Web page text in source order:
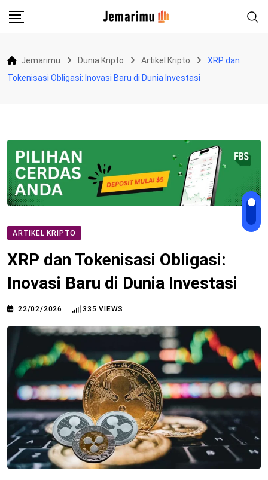
Skip
to
Jemarimu Dunia Kripto Artikel Kripto
XRP dan
Tokenisasi Obligasi: Inovasi Baru di Dunia Investasi
ARTIKEL KRIPTO
XRP dan Tokenisasi Obligasi:
Inovasi Baru di Dunia Investasi
22/02/2026 335 VIEWS